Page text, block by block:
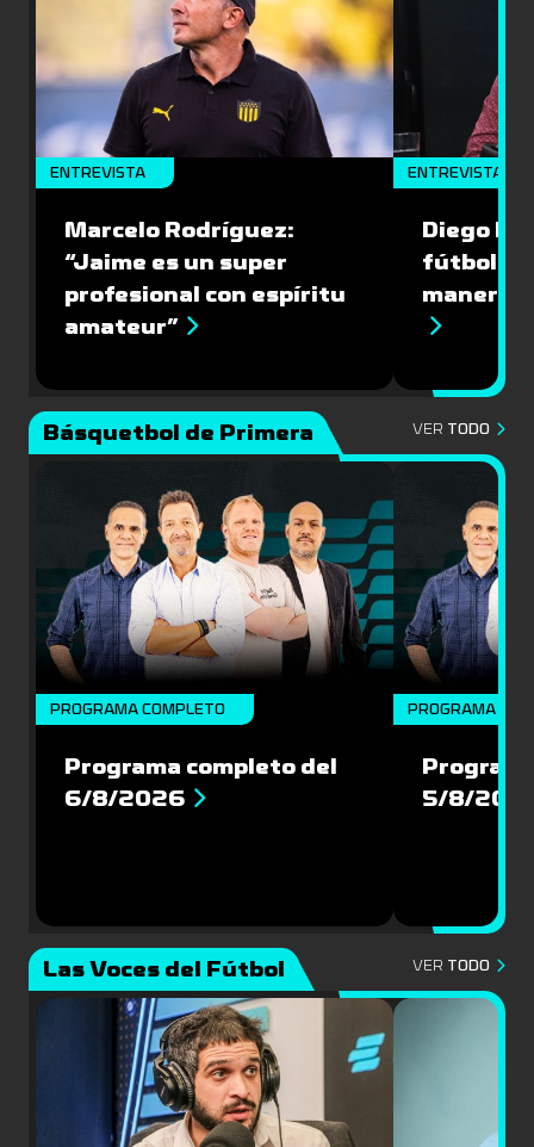
ENTREVISTA
Marcelo Rodríguez:
“Jaime es un super
profesional con espíritu
amateur”
ENTREVISTA
Diego
fútbol
manera
Básquetbol de Primera VER TODO
PROGRAMA COMPLETO
Programa completo del
6/8/2026
PROGRAMA
5/8/
Las Voces del Fútbol VER TODO